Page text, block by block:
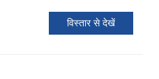
विस्तार से देखें